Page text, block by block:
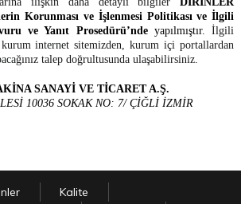
Korunması ve İşlenmesi Politikası ve İlgili
ve Yanıt Prosedürü’nde yapılmıştır.
İlgili
internet sitemizden, kurum içi portallardan
talep doğrultusunda ulaşabilirsiniz.
SANAYİ VE TİCARET A.Ş.
10036 SOKAK NO: 7/ ÇİĞLİ İZMİR
Kalite